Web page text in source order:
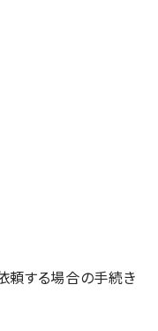
頼する場合の手続き